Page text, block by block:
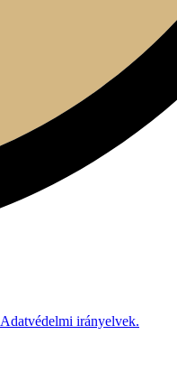
Adatvédelmi irányelvek.